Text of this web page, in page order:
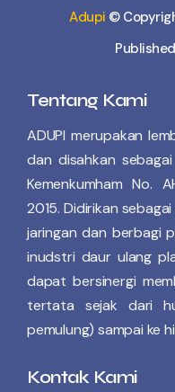
Adupi ©
Tentang Kami
ADUPI merupakan
dan disahkan
Kemenkumham No.
2015. Didirikan
jaringan dan berbagi
inudstri daur ulang
dapat bersinergi
tertata sejak dari
pemulung) sampai ke
Kontak Kami